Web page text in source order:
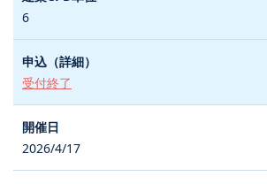
6
受付終了
2026/4/17